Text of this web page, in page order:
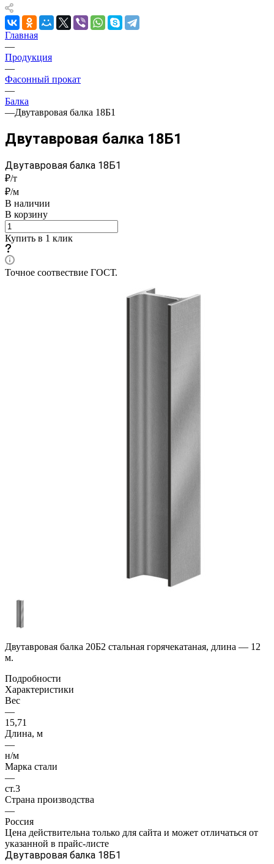
Главная
—
Продукция
—
Фасонный прокат
—
Балка
—Двутавровая балка 18Б1
Двутавровая балка 18Б1
Двутавровая балка 18Б1
₽/т
₽/м
В наличии
В корзину
Купить в 1 клик
Точное соотвествие ГОСТ.
Двутавровая балка 20Б2 стальная горячекатаная, длина — 12
м.
Подробности
Характеристики
Вес
—
15,71
Длина, м
—
н/м
Марка стали
—
ст.3
Страна производства
—
Россия
Цена действительна только для сайта и может отличаться от
указанной в прайс-листе
Двутавровая балка 18Б1